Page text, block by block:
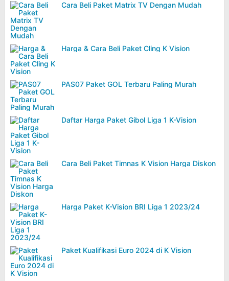
Cara Beli Paket Matrix TV Dengan Mudah
Harga & Cara Beli Paket Cling K Vision
PAS07 Paket GOL Terbaru Paling Murah
Daftar Harga Paket Gibol Liga 1 K-Vision
Cara Beli Paket Timnas K Vision Harga Diskon
Harga Paket K-Vision BRI Liga 1 2023/24
Paket Kualifikasi Euro 2024 di K Vision